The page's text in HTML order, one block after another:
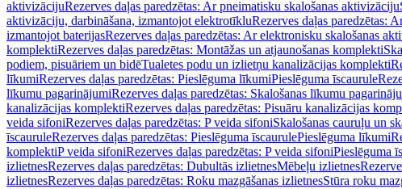
aktivizācijuRezerves daļas paredzētas: Ar pneimatisku skalošanas aktivizāciju
aktivizāciju, darbināšana, izmantojot elektrotīkluRezerves daļas paredzētas:
izmantojot baterijasRezerves daļas paredzētas: Ar elektronisku skalošanas
komplektiRezerves daļas paredzētas: Montāžas un atjaunošanas komplekti
podiem, pisuāriem un bidēTualetes podu un izlietņu kanalizācijas komplekti
līkumiRezerves daļas paredzētas: Pieslēguma līkumiPieslēguma īscaurule
līkumu pagarinājumiRezerves daļas paredzētas: Skalošanas līkumu
kanalizācijas komplektiRezerves daļas paredzētas: Pisuāru kanalizācijas
veida sifoniRezerves daļas paredzētas: P veida sifoniSkalošanas cauruļu un
īscauruleRezerves daļas paredzētas: Pieslēguma īscaurulePieslēguma līkumi
komplektiP veida sifoniRezerves daļas paredzētas: P veida sifoniPieslēguma
izlietnesRezerves daļas paredzētas: Dubultās izlietnesMēbeļu izlietnes
izlietnesRezerves daļas paredzētas: Roku mazgāšanas izlietnesStūra roku